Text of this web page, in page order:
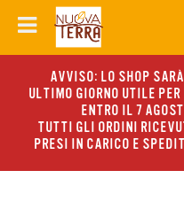
AVVISO: LO SHOP
ULTIMO GIORNO UTILE
ENTRO IL 7
TUTTI GLI ORDINI
PRESI IN CARICO E